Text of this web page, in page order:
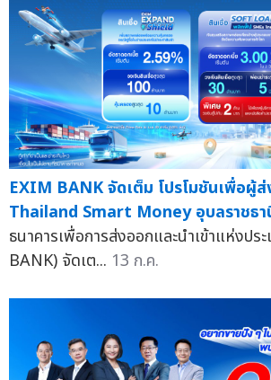
EXIM BANK จัดเต็ม โปรโมชันเพื่อผู้ส่
Thailand Smart Money อุบลราชธา
ธนาคารเพื่อการส่งออกและนำเข้าแห่งปร
BANK) จัดเต... 13 ก.ค.